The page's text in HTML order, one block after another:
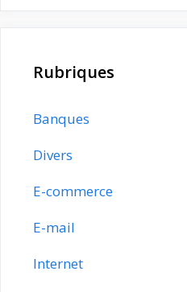
Rubriques
Banques
Divers
E-commerce
E-mail
Internet